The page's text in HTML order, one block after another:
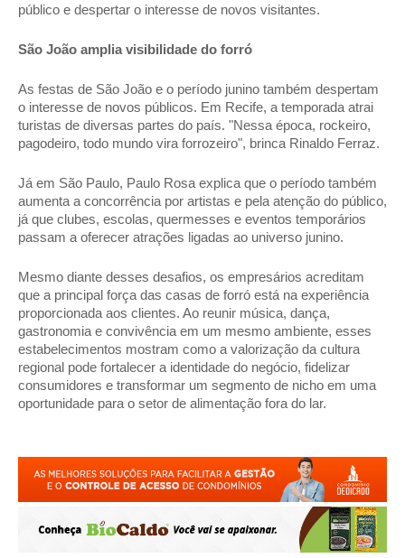
público e despertar o interesse de novos visitantes.
São João amplia visibilidade do forró
As festas de São João e o período junino também despertam
o interesse de novos públicos. Em Recife, a temporada atrai
turistas de diversas partes do país. "Nessa época, rockeiro,
pagodeiro, todo mundo vira forrozeiro", brinca Rinaldo Ferraz.
Já em São Paulo, Paulo Rosa explica que o período também
aumenta a concorrência por artistas e pela atenção do público,
já que clubes, escolas, quermesses e eventos temporários
passam a oferecer atrações ligadas ao universo junino.
Mesmo diante desses desafios, os empresários acreditam
que a principal força das casas de forró está na experiência
proporcionada aos clientes. Ao reunir música, dança,
gastronomia e convivência em um mesmo ambiente, esses
estabelecimentos mostram como a valorização da cultura
regional pode fortalecer a identidade do negócio, fidelizar
consumidores e transformar um segmento de nicho em uma
oportunidade para o setor de alimentação fora do lar.